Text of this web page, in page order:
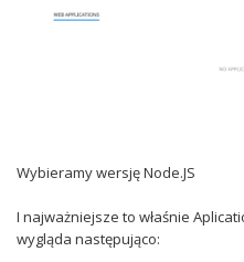
Wybieramy wersję Node.JS
I najważniejsze to właśnie
wygląda następująco: